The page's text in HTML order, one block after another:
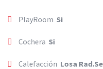
PlayRoom Si
Cochera Si
Calefacción Losa